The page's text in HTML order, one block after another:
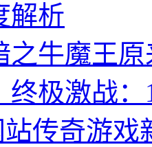
解析
之牛魔王
终极激战
传奇游